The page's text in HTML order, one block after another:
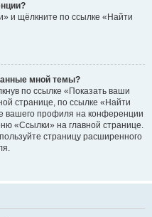
и щёлкните по ссылке «Найти
мной темы?
по ссылке «Показать ваши
странице, по ссылке «Найти
вашего профиля на конференции
«Ссылки» на главной странице.
страницу расширенного